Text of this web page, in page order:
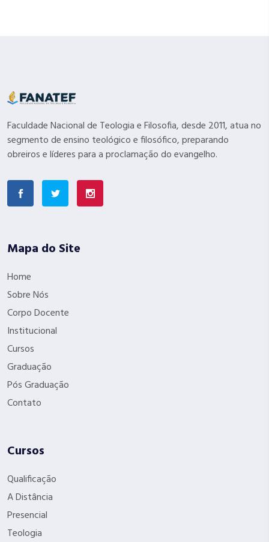
Faculdade Nacional de Teologia e Filosofia, desde 2011, atua no
segmento de ensino teológico e filosófico, preparando
obreiros e líderes para a proclamação do evangelho.
Mapa do Site
Home
Sobre Nós
Corpo Docente
Institucional
Cursos
Graduação
Pós Graduação
Contato
Cursos
Qualificação
A Distância
Presencial
Teologia